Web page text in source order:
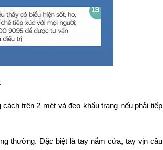
trên 2 mét và đeo khẩu trang nếu phải tiếp
thường. Đặc biệt là tay nắm cửa, tay vịn cầu